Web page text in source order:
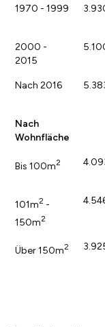
1970 - 1999
2000 -
2015
Nach 2016
Nach
Wohnfläche
Bis 100m2
101m2 -
150m2
Über 150m2